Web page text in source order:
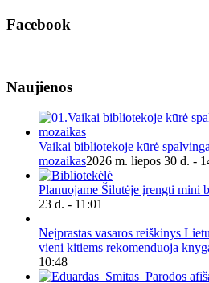
Facebook
Naujienos
Vaikai bibliotekoje kūrė
mozaikas2026 m. liepos 30 d. -
Planuojame Šilutėje įrengti mini
23 d. - 11:01
Neįprastas vasaros reiškinys
vieni kitiems rekomenduoja
10:48